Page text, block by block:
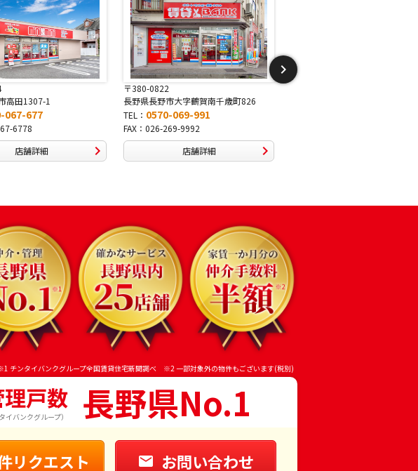
大字鶴賀南千歳町826
069-991
9992
店舗詳細
〒381-2243
長野県長野市稲里1-5-25
TEL： 0570-067-878
FAX：026-286-7888
店舗詳細
チンタイバンクグループ全国賃貸住宅新聞調べ ※2 一部対象外の物件もございます(税別)
戸数
バンクグループ） 長野県No.1
リクエスト お問い合わせ